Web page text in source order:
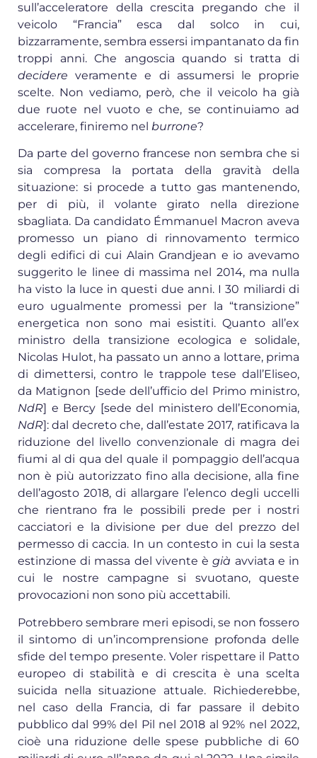
sull’acceleratore della crescita pregando che il
veicolo “Francia” esca dal solco in cui,
bizzarramente, sembra essersi impantanato da fin
troppi anni. Che angoscia quando si tratta di
decidereveramente e di assumersi le proprie
scelte. Non vediamo, però, che il veicolo ha già
due ruote nel vuoto e che, se continuiamo ad
accelerare, finiremo nel burrone?
Da parte del governo francese non sembra che si
sia compresa la portata della gravità della
situazione: si procede a tutto gas mantenendo,
per di più, il volante girato nella direzione
sbagliata. Da candidato Émmanuel Macron aveva
promesso un piano di rinnovamento termico
degli edifici di cui Alain Grandjean e io avevamo
suggerito le linee di massima nel 2014, ma nulla
ha visto la luce in questi due anni. I 30 miliardi di
euro ugualmente promessi per la “transizione”
energetica non sono mai esistiti. Quanto all’ex
ministro della transizione ecologica e solidale,
Nicolas Hulot, ha passato un anno a lottare, prima
di dimettersi, contro le trappole tese dall’Eliseo,
da Matignon [sede dell’ufficio del Primo ministro,
NdR] e Bercy [sede del ministero dell’Economia,
NdR]: dal decreto che, dall’estate 2017, ratificava la
riduzione del livello convenzionale di magra dei
fiumi al di qua del quale il pompaggio dell’acqua
non è più autorizzato fino alla decisione, alla fine
dell’agosto 2018, di allargare l’elenco degli uccelli
che rientrano fra le possibili prede per i nostri
cacciatori e la divisione per due del prezzo del
permesso di caccia. In un contesto in cui la sesta
estinzione di massa del vivente ègià avviata e in
cui le nostre campagne si svuotano, queste
provocazioni non sono più accettabili.
Potrebbero sembrare meri episodi, se non fossero
il sintomo di un’incomprensione profonda delle
sfide del tempo presente. Voler rispettare il Patto
europeo di stabilità e di crescita è una scelta
suicida nella situazione attuale. Richiederebbe,
nel caso della Francia, di far passare il debito
pubblico dal 99% del Pil nel 2018 al 92% nel 2022,
cioè una riduzione delle spese pubbliche di 60